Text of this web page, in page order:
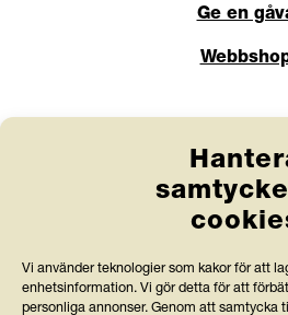
Vi använder teknologier som kakor för att
enhetsinformation. Vi gör detta för att
personliga annonser. Genom att samtycka
Ge en
Anlita
Jobba hos
Prenumerera på
Press och